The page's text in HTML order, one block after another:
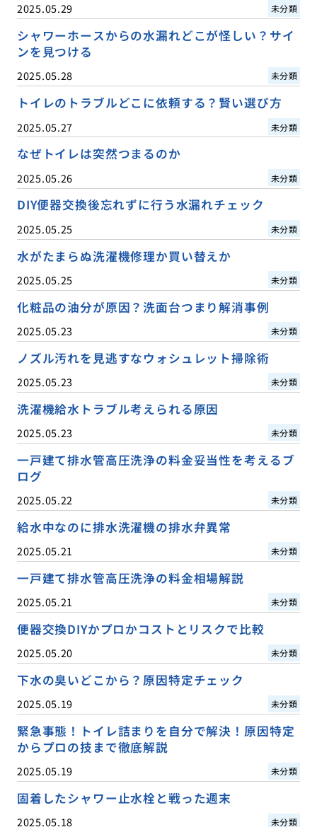
2025.05.29 未分類
シャワーホースからの水漏れどこが怪しい？サイ
ンを見つける
2025.05.28 未分類
トイレのトラブルどこに依頼する？賢い選び方
2025.05.27 未分類
なぜトイレは突然つまるのか
2025.05.26 未分類
DIY便器交換後忘れずに行う水漏れチェック
2025.05.25 未分類
水がたまらぬ洗濯機修理か買い替えか
2025.05.25 未分類
化粧品の油分が原因？洗面台つまり解消事例
2025.05.23 未分類
ノズル汚れを見逃すなウォシュレット掃除術
2025.05.23 未分類
洗濯機給水トラブル考えられる原因
2025.05.23 未分類
一戸建て排水管高圧洗浄の料金妥当性を考えるブ
ログ
2025.05.22 未分類
給水中なのに排水洗濯機の排水弁異常
2025.05.21 未分類
一戸建て排水管高圧洗浄の料金相場解説
2025.05.21 未分類
便器交換DIYかプロかコストとリスクで比較
2025.05.20 未分類
下水の臭いどこから？原因特定チェック
2025.05.19 未分類
緊急事態！トイレ詰まりを自分で解決！原因特定
からプロの技まで徹底解説
2025.05.19 未分類
固着したシャワー止水栓と戦った週末
2025.05.18 未分類